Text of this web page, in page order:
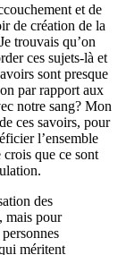
et de
de création de la
trouvais qu’on
ces sujets-là et
sont presque
par rapport aux
notre sang? Mon
ces savoirs, pour
l’ensemble
crois que ce sont
des
mais pour
méritent